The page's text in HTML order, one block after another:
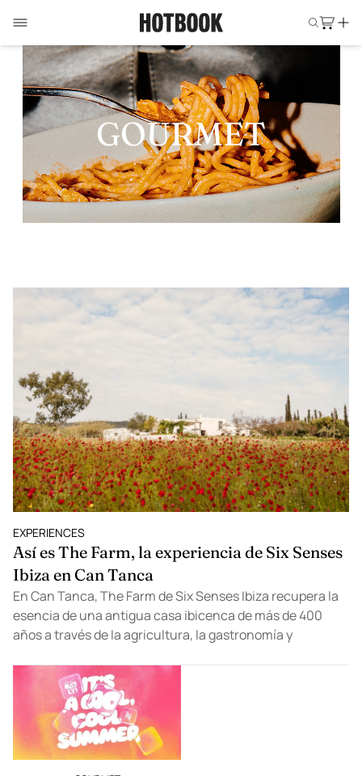
GOURMET
EXPERIENCES
Así es The Farm, la experiencia de Six Senses
Ibiza en Can Tanca
En Can Tanca, The Farm de Six Senses Ibiza recupera la
esencia de una antigua casa ibicenca de más de 400
años a través de la agricultura, la gastronomía y